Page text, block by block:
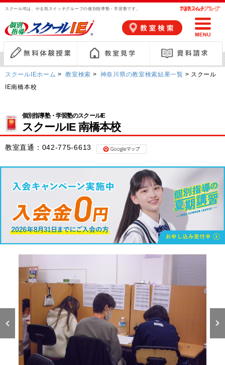
スクールIEは、やる気スイッチグループの個別指導塾・学習塾です。
スクールIEホーム > 教室検索 > 神奈川県の教室検索結果一覧 > スクール
IE南橋本校
個別指導塾・学習塾のスクールIE
スクールIE 南橋本校
教室直通： 042-775-6613